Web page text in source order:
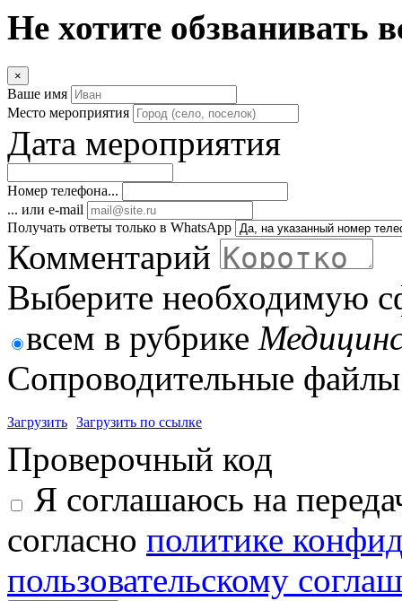
Не хотите обзванивать
×
Ваше имя
Место мероприятия
Дата мероприятия
Номер телефона...
... или e-mail
Получать ответы только в WhatsApp
Комментарий
Выберите необходимую
всем в рубрике
Сопроводительные
Загрузить Загрузить по ссылке
Проверочный код
Я соглашаюсь на
согласно политике
пользовательскому